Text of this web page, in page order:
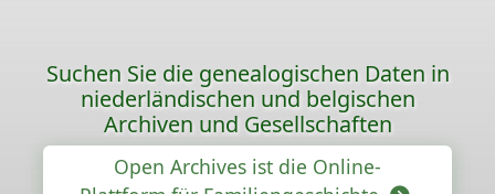
Suchen Sie die genealogischen Daten in
niederländischen und belgischen
Archiven und Gesellschaften
Open Archives ist die Online-